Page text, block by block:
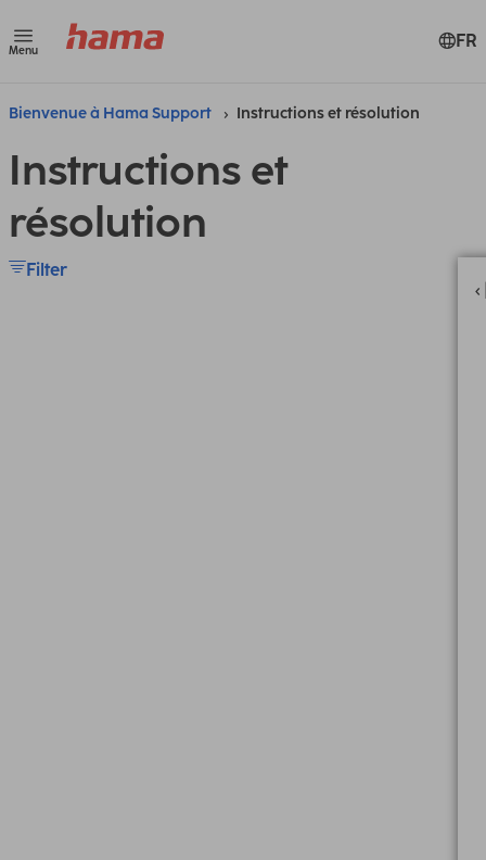
Menu FR
Bienvenue à Hama Support Instructions et résolution
Instructions et
résolution
Filter